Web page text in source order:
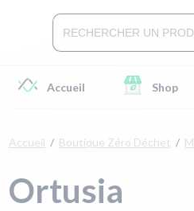
Accueil Shop
Accueil Boutique Zéro Déchet
Ortusia